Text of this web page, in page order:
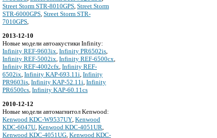
Street Storm STR-8010GPS Street Storm
STR-6000GPS Street Storm STR-
7010GPS
2013-12-10
Новые модели автоакустики Infinity:
Infinity REF-9603ix, Infinity PR6502is,
Infinity REF-5002ix, Infinity REF-6500cx,
Infinity REF-4002cfx, Infinity REF-
6502ix, Infinity KAP-693.11i, Infinity
PR9603is, Infinity KAP-52.11i, Infinity
PR6500cs, Infinity KAP-60.11cs
2010-12-12
Новые модели автомагнитол Kenwood:
Kenwood KDC-W9537UY, Kenwood
KDC-6047U, Kenwood KDC-4051UR,
Kenwood KDC-4051UG, Kenwood KDC-